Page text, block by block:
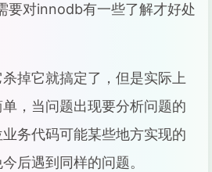
要对innodb有一些了解才好处
掉它就搞定了，但是实际上
，当问题出现要分析问题的
务代码可能某些地方实现的
后遇到同样的问题。